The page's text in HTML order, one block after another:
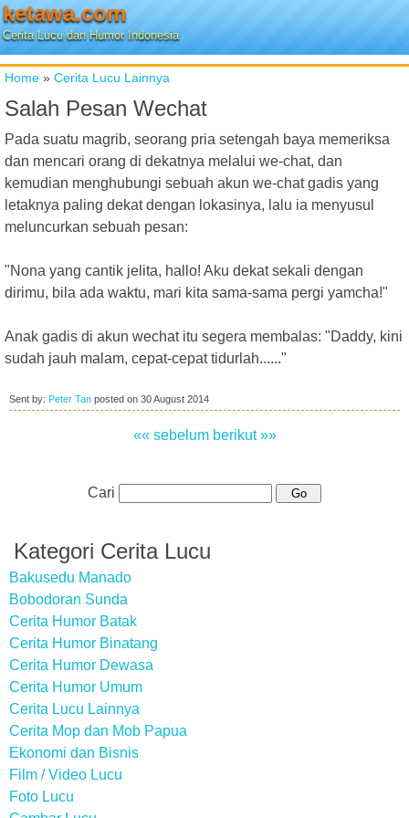
ketawa.com
Cerita Lucu dan Humor Indonesia
Home » Cerita Lucu Lainnya
Salah Pesan Wechat
Pada suatu magrib, seorang pria setengah baya memeriksa
dan mencari orang di dekatnya melalui we-chat, dan
kemudian menghubungi sebuah akun we-chat gadis yang
letaknya paling dekat dengan lokasinya, lalu ia menyusul
meluncurkan sebuah pesan:
"Nona yang cantik jelita, hallo! Aku dekat sekali dengan
dirimu, bila ada waktu, mari kita sama-sama pergi yamcha!"
Anak gadis di akun wechat itu segera membalas: "Daddy, kini
sudah jauh malam, cepat-cepat tidurlah......"
Sent by: Peter Tan posted on 30 August 2014
«« sebelum berikut »»
Cari
Kategori Cerita Lucu
Bakusedu Manado
Bobodoran Sunda
Cerita Humor Batak
Cerita Humor Binatang
Cerita Humor Dewasa
Cerita Humor Umum
Cerita Lucu Lainnya
Cerita Mop dan Mob Papua
Ekonomi dan Bisnis
Film / Video Lucu
Foto Lucu